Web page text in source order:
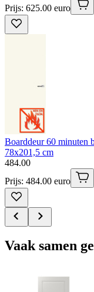
Prijs: 625.00 euro
Boarddeur 60 minuten
78x201,5 cm
484.00
Prijs: 484.00 euro
Vaak samen